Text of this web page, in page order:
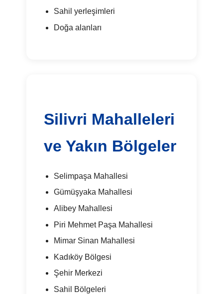
Sahil yerleşimleri
Doğa alanları
Silivri Mahalleleri
ve Yakın Bölgeler
Selimpaşa Mahallesi
Gümüşyaka Mahallesi
Alibey Mahallesi
Piri Mehmet Paşa Mahallesi
Mimar Sinan Mahallesi
Kadıköy Bölgesi
Şehir Merkezi
Sahil Bölgeleri